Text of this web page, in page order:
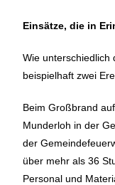
Einsätze, die in
Wie unterschiedlich
beispielhaft zwei
Beim Großbrand
Munderloh in der
der
über mehr als 36
Personal und